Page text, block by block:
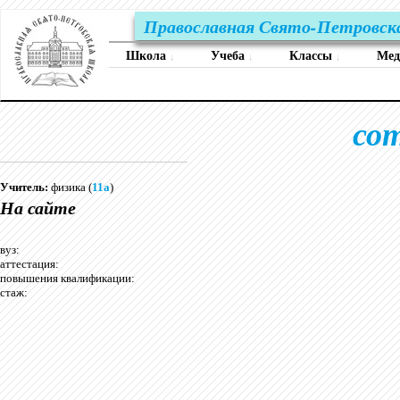
Православная Свято-
Школа ↓ Учеба ↓ Классы ↓
Учитель:физика (11а)
На сайте
вуз:
аттестация:
повышения квалификации:
стаж: